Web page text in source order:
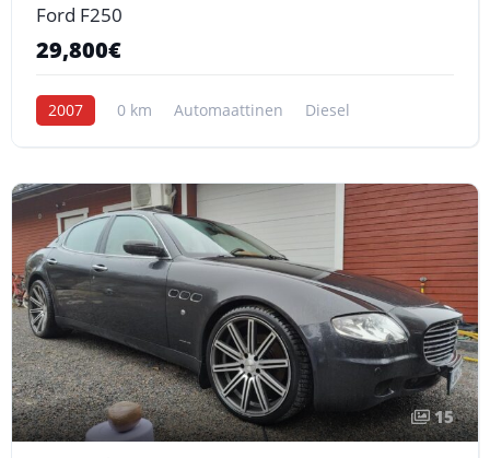
Ford F250
29,800€
2007 0 km Automaattinen Diesel
15